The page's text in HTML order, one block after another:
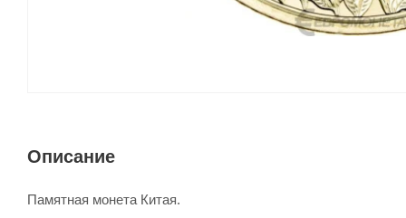
Описание
Памятная монета Китая.